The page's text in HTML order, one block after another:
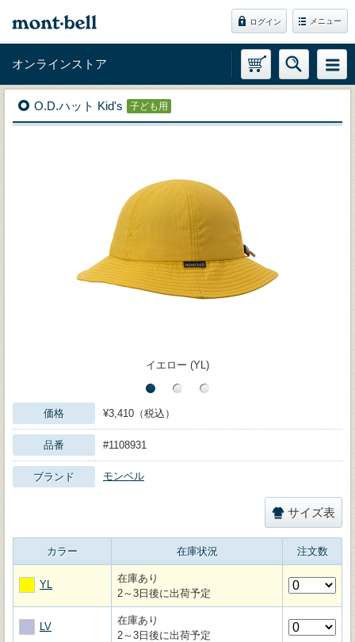
ログイン メニュー
オンラインストア
O.D.ハット Kid's 子ども用
イエロー (YL)
価格 ¥3,410（税込）
品番 #1108931
ブランド モンベル
サイズ表
カラー 在庫状況 注文数
YL
在庫あり
2～3日後に出荷予定
LV
在庫あり
2～3日後に出荷予定